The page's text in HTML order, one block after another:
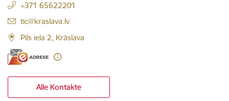
+371 65622201
E-Mail:
tic@kraslava.lv
Pils iela 2, Krāslava
Alle Kontakte